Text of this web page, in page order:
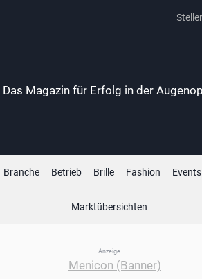
Das Magazin für Erfolg in der
Branche Betrieb Brille Fashion Events
Marktübersichten
Anzeige